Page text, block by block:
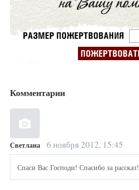
Комментарии
Светлана 6 ноября 2012, 15:45
Спаси Вас Господи! Спасибо за рассказ!